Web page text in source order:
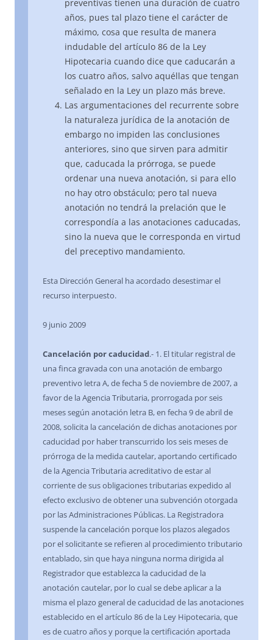
preventivas tienen una duración de cuatro
años, pues tal plazo tiene el carácter de
máximo, cosa que resulta de manera
indudable del artículo 86 de la Ley
Hipotecaria cuando dice que caducarán a
los cuatro años, salvo aquéllas que tengan
señalado en la Ley un plazo más breve.
Las argumentaciones del recurrente sobre
la naturaleza jurídica de la anotación de
embargo no impiden las conclusiones
anteriores, sino que sirven para admitir
que, caducada la prórroga, se puede
ordenar una nueva anotación, si para ello
no hay otro obstáculo; pero tal nueva
anotación no tendrá la prelación que le
correspondía a las anotaciones caducadas,
sino la nueva que le corresponda en virtud
del preceptivo mandamiento.
Esta Dirección General ha acordado desestimar el
recurso interpuesto.
9 junio 2009
Cancelación por caducidad.- 1. El titular registral de
una finca gravada con una anotación de embargo
preventivo letra A, de fecha 5 de noviembre de 2007, a
favor de la Agencia Tributaria, prorrogada por seis
meses según anotación letra B, en fecha 9 de abril de
2008, solicita la cancelación de dichas anotaciones por
caducidad por haber transcurrido los seis meses de
prórroga de la medida cautelar, aportando certificado
de la Agencia Tributaria acreditativo de estar al
corriente de sus obligaciones tributarias expedido al
efecto exclusivo de obtener una subvención otorgada
por las Administraciones Públicas. La Registradora
suspende la cancelación porque los plazos alegados
por el solicitante se refieren al procedimiento tributario
entablado, sin que haya ninguna norma dirigida al
Registrador que establezca la caducidad de la
anotación cautelar, por lo cual se debe aplicar a la
misma el plazo general de caducidad de las anotaciones
establecido en el artículo 86 de la Ley Hipotecaria, que
es de cuatro años y porque la certificación aportada